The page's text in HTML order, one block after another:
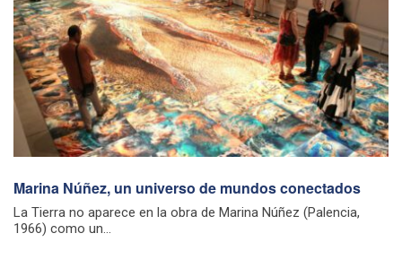
Marina Núñez, un universo de mundos conectados
La Tierra no aparece en la obra de Marina Núñez (Palencia,
1966) como un...